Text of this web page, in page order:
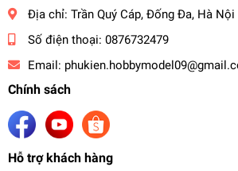
Địa chỉ: Trần Quý Cáp, Đống Đa, Hà Nội
Số điện thoại: 0876732479
Email:
Chính sách
Hỗ trợ khách hàng